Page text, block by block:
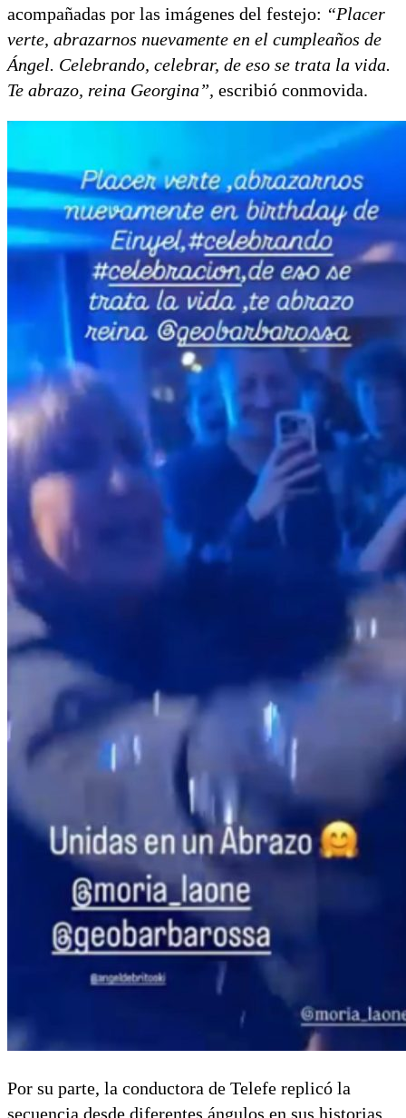
acompañadas por las imágenes del festejo: “Placer
verte, abrazarnos nuevamente en el cumpleaños de
Ángel. Celebrando, celebrar, de eso se trata la vida.
Te abrazo, reina Georgina”, escribió conmovida.
Por su parte, la conductora de Telefe replicó la
secuencia desde diferentes ángulos en sus historias